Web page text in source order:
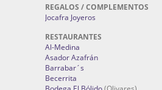
REGALOS / COMPLEMENTOS
Jocafra Joyeros
RESTAURANTES
Al-Medina
Asador Azafrán
Barrabar´s
Becerrita